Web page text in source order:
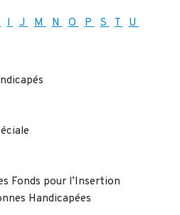
I J M N O P S T U
Fonds pour l’Insertion
Handicapées